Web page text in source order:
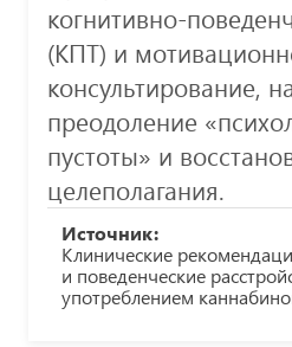
когнитивно-
(КПТ) и
консультирование,
преодоление
пустоты» и
целеполагания.
Источник:
Клинические
и поведенческие
употреблением